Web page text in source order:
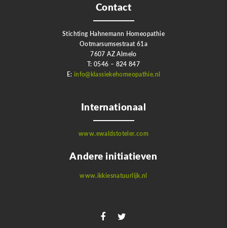
Contact
Stichting Hahnemann Homeopathie
Ootmarsumsestraat 61a
7607 AZ Almelo
T: 0546 – 824 847
E: info@klassiekehomeopathie.nl
Internationaal
www.ewaldstoteler.com
Andere initiatieven
www.ikkiesnatuurlijk.nl